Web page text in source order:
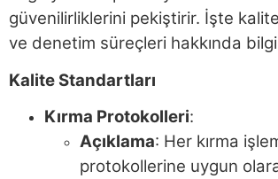
güvenilirliklerini pekiştirir. İşte
ve denetim süreçleri hakkında
Kalite Standartları
Kırma Protokolleri:
Açıklama: Her kırma
protokollerine uygun